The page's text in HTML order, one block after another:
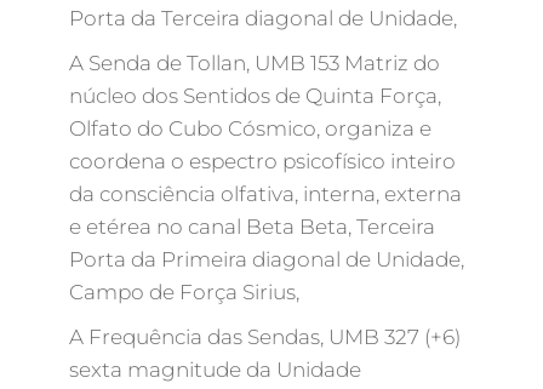
Porta da Terceira diagonal de Unidade,
A Senda de Tollan, UMB 153 Matriz do
núcleo dos Sentidos de Quinta Força,
Olfato do Cubo Cósmico, organiza e
coordena o espectro psicofísico inteiro
da consciência olfativa, interna, externa
e etérea no canal Beta Beta, Terceira
Porta da Primeira diagonal de Unidade,
Campo de Força Sirius,
A Frequência das Sendas, UMB 327 (+6)
sexta magnitude da Unidade